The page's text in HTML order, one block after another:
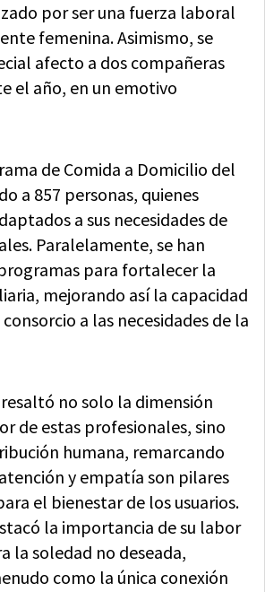
por ser una fuerza laboral
femenina. Asimismo, se
afecto a dos compañeras
el año, en un emotivo
de Comida a Domicilio del
a 857 personas, quienes
a sus necesidades de
Paralelamente, se han
para fortalecer la
mejorando así la capacidad
a las necesidades de la
resaltó no solo la dimensión
de estas profesionales, sino
humana, remarcando
y empatía son pilares
el bienestar de los usuarios.
la importancia de su labor
la soledad no deseada,
como la única conexión